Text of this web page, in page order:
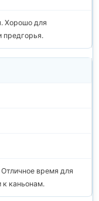
Хорошо для
предгорья.
время для
к каньонам.